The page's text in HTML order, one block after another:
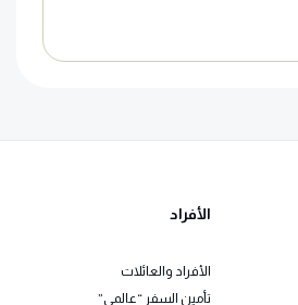
الأفراد
الأفراد والعائلات
تأمين السفر “عالمي”